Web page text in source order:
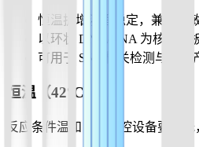
恒温扩增流程稳定，兼顾灵
以环状 DNA/RNA 为核心模
可用于 SNP 相关检测与扩增
恒温（42°C）
反应条件温和，对温控设备要求低